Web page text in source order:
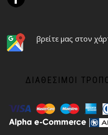
βρείτε μας στον
ΔΙΑΘΈΣΙΜΟΙ